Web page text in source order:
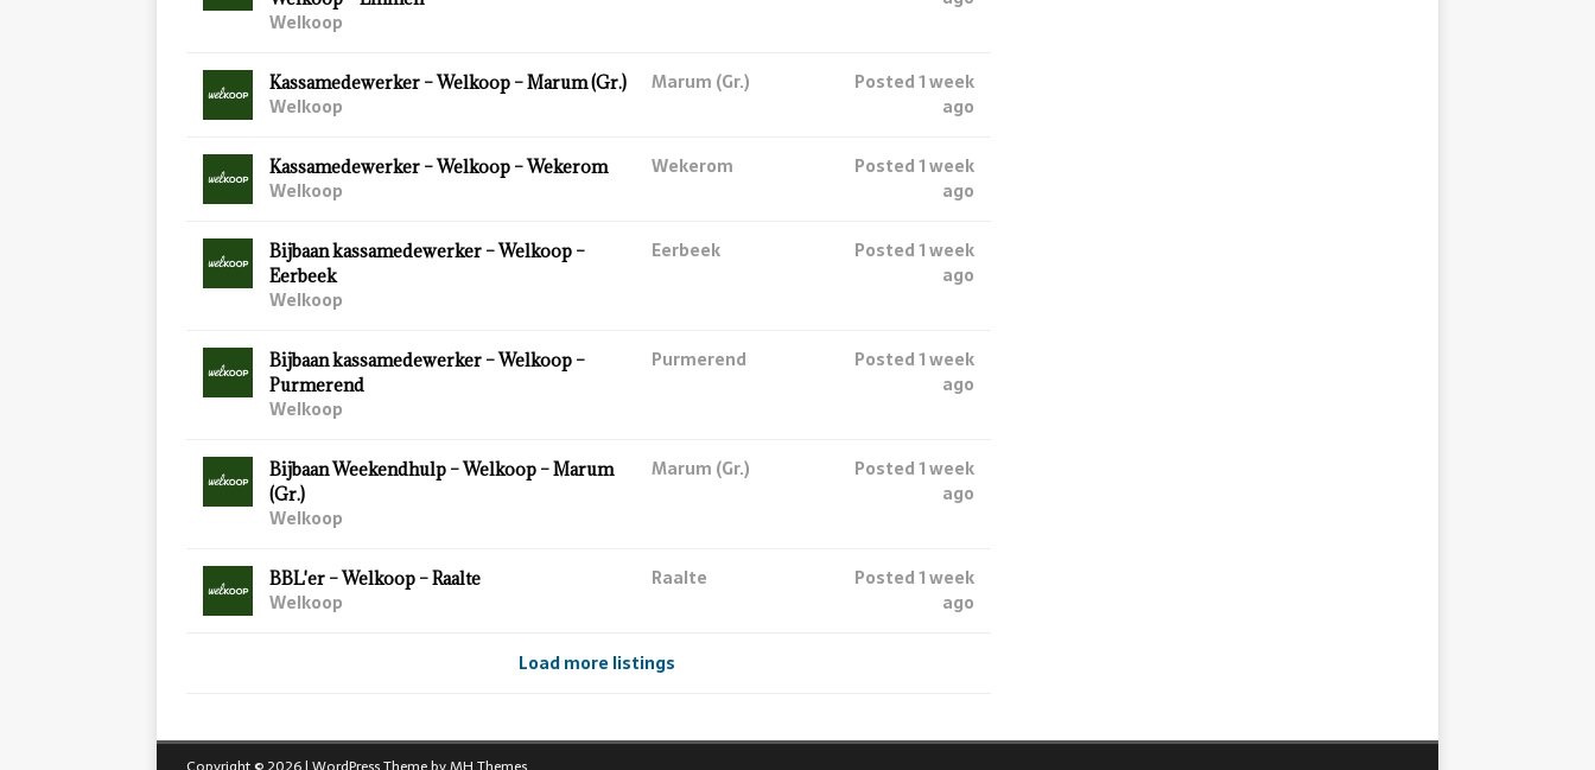
Welkoop
Kassamedewerker – Welkoop – Marum (Gr.)
Welkoop
Marum (Gr.)
Posted 1 week
ago
Kassamedewerker – Welkoop – Wekerom
Welkoop
Wekerom
Posted 1 week
ago
Bijbaan kassamedewerker – Welkoop –
Eerbeek
Welkoop
Eerbeek
Posted 1 week
ago
Bijbaan kassamedewerker – Welkoop –
Purmerend
Welkoop
Purmerend
Posted 1 week
ago
Bijbaan Weekendhulp – Welkoop – Marum
(Gr.)
Welkoop
Marum (Gr.)
Posted 1 week
ago
BBL'er – Welkoop – Raalte
Welkoop
Raalte
Posted 1 week
ago
Load more listings